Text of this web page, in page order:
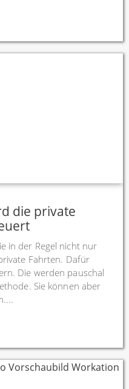
die private
in der Regel nicht nur
Fahrten. Dafür
Die werden pauschal
Sie können aber